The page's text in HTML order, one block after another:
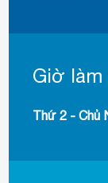
Giờ làm
Thứ 2 - Chủ